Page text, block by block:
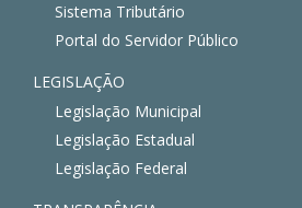
Sistema Tributário
Portal do Servidor Público
LEGISLAÇÃO
Legislação Municipal
Legislação Estadual
Legislação Federal